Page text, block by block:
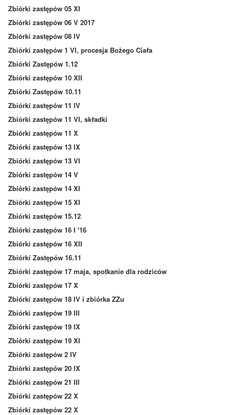
Zbiórki zastępów 05 XI
Zbiórki zastępów 06 V 2017
Zbiórki zastępów 08 IV
Zbiórki zastępów 1 VI, procesja Bożego Ciała
Zbiórki Zastępów 1.12
Zbiórki zastępów 10 XII
Zbiórki Zastępów 10.11
Zbiórki zastępów 11 IV
Zbiórki zastępów 11 VI, składki
Zbiórki zastępów 11 X
Zbiórki zastępów 13 IX
Zbiórki zastępów 13 VI
Zbiórki zastępów 14 V
Zbiórki zastępów 14 XI
Zbiórki zastępów 15 XI
Zbiórki zastępów 15.12
Zbiórki zastępów 16 I '16
Zbiórki zastępów 16 XII
Zbiórki Zastępów 16.11
Zbiórki zastępów 17 maja, spotkanie dla rodziców
Zbiórki zastępów 17 X
Zbiórki zastępów 18 IV i zbiórka ZZu
Zbiórki zastępów 19 III
Zbiórki zastępów 19 IX
Zbiórki zastępów 19 XI
Zbiórki zastępów 2 IV
Zbiórki zastępów 20 IX
Zbiórki zastępów 21 III
Zbiórki zastępów 22 X
Zbiórki zastępów 22 X